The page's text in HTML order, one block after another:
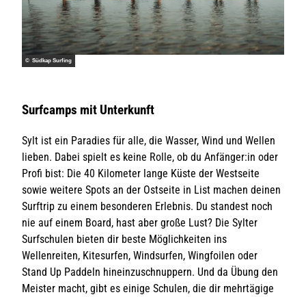
Surfcamps mit Unterkunft
Sylt ist ein Paradies für alle, die Wasser, Wind und Wellen
lieben. Dabei spielt es keine Rolle, ob du Anfänger:in oder
Profi bist: Die 40 Kilometer lange Küste der Westseite
sowie weitere Spots an der Ostseite in List machen deinen
Surftrip zu einem besonderen Erlebnis. Du standest noch
nie auf einem Board, hast aber große Lust? Die Sylter
Surfschulen bieten dir beste Möglichkeiten ins
Wellenreiten, Kitesurfen, Windsurfen, Wingfoilen oder
Stand Up Paddeln hineinzuschnuppern. Und da Übung den
Meister macht, gibt es einige Schulen, die dir mehrtägige
© Südkap Surfing